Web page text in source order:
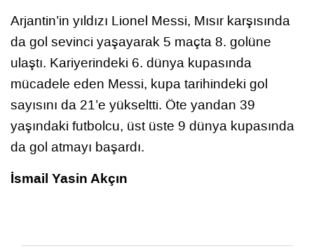
Arjantin’in yıldızı Lionel Messi, Mısır karşısında
da gol sevinci yaşayarak 5 maçta 8. golüne
ulaştı. Kariyerindeki 6. dünya kupasında
mücadele eden Messi, kupa tarihindeki gol
sayısını da 21’e yükseltti. Öte yandan 39
yaşındaki futbolcu, üst üste 9 dünya kupasında
da gol atmayı başardı.
İsmail Yasin Akçın